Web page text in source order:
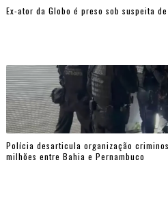
Ex-ator da Globo é preso sob suspeita
Polícia desarticula organização
milhões entre Bahia e Pernambuco